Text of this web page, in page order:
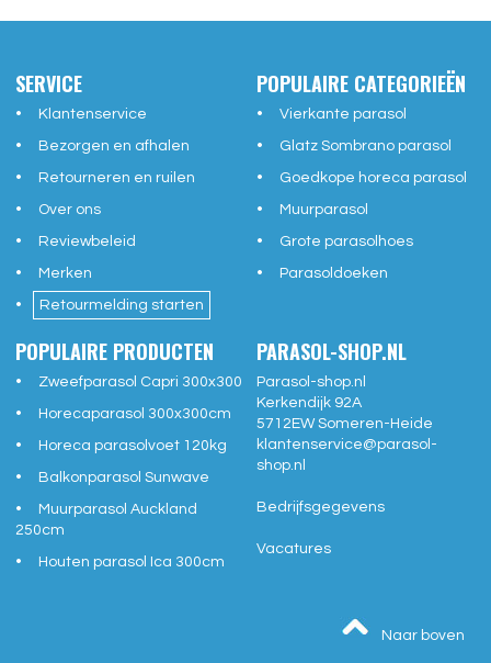
SERVICE
Klantenservice
Bezorgen en afhalen
Retourneren en ruilen
Over ons
Reviewbeleid
Merken
Retourmelding starten
POPULAIRE CATEGORIEËN
Vierkante parasol
Glatz Sombrano parasol
Goedkope horeca parasol
Muurparasol
Grote parasolhoes
Parasoldoeken
POPULAIRE PRODUCTEN
Zweefparasol Capri 300x300
Horecaparasol 300x300cm
Horeca parasolvoet 120kg
Balkonparasol Sunwave
Muurparasol Auckland
250cm
Houten parasol Ica 300cm
PARASOL-SHOP.NL
Parasol-shop.nl
Kerkendijk 92A
5712EW Someren-Heide
klantenservice@parasol-
shop.nl
Bedrijfsgegevens
Vacatures
Naar boven